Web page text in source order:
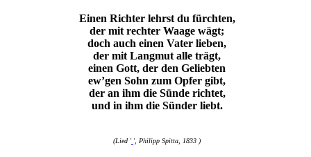
Einen Richter lehrst du fürchten,
der mit rechter Waage wägt;
doch auch einen Vater lieben,
der mit Langmut alle trägt,
einen Gott, der den Geliebten
ew’gen Sohn zum Opfer gibt,
der an ihm die Sünde richtet,
und in ihm die Sünder liebt.
(Lied ' ', Philipp Spitta, 1833 )